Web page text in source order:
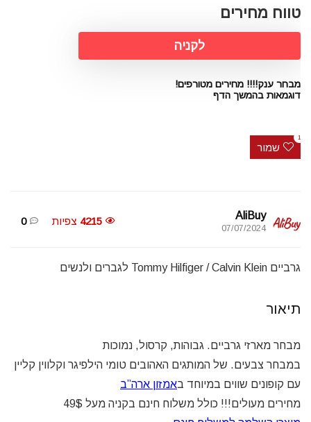
טווח מחירים
לקניה
מבחר ענק!!!! מחירים מטורפים!
דוגמאות בהמשך הדף
שמור
1
AliBuy
07/07/2024
4215 צפיות 0
גרביים Tommy Hilfiger / Calvin Klein לגברים ולנשים
תיאור
מבחר מארזי גרביים. גבוהות, קרסול, נמוכות
במבחר צבעים. של המותגים האהובים טומי הילפיגר וקלווין קליין
עם קופונים שווים במיוחד באמזון ארה”ב
מחירים מעולים!!! כולל משלוח חינם בקניה מעל 49$